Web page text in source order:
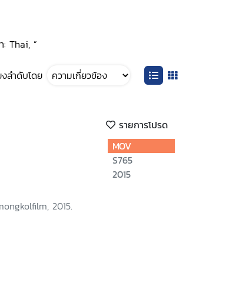
Thai, ”
งลำดับโดย
รายการโปรด
2015.
MOV
S765
2015